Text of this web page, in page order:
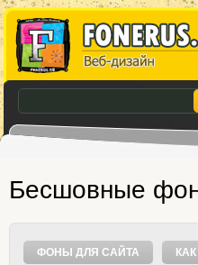
Бесшовные
ФОНЫ ДЛЯ САЙТА